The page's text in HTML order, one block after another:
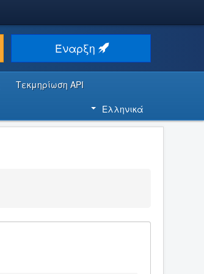
Έναρξη
Τεκμηρίωση API
Ελληνικά